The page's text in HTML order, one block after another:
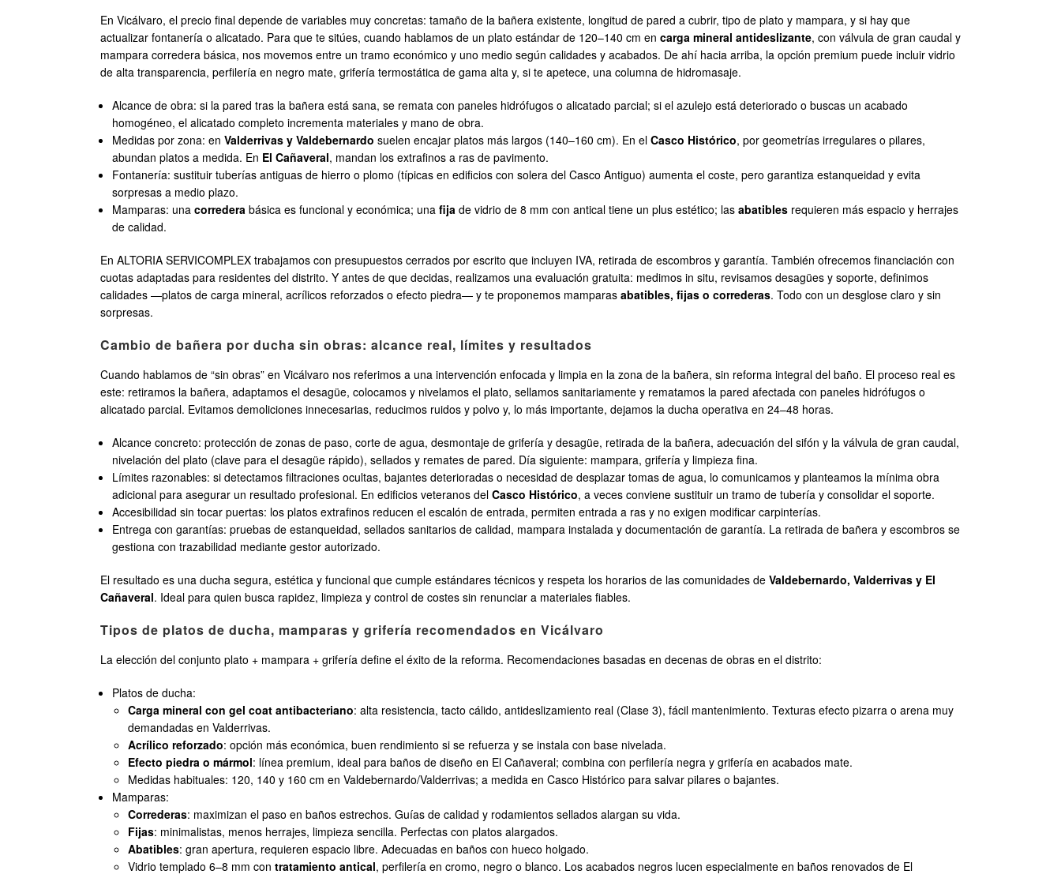
En Vicálvaro, el precio final depende de variables muy concretas: tamaño de la bañera existente, longitud de pared a cubrir, tipo de plato y mampara, y si hay que
actualizar fontanería o alicatado. Para que te sitúes, cuando hablamos de un plato estándar de 120–140 cm en carga mineral antideslizante, con válvula de gran caudal y
mampara corredera básica, nos movemos entre un tramo económico y uno medio según calidades y acabados. De ahí hacia arriba, la opción premium puede incluir vidrio
de alta transparencia, perfilería en negro mate, grifería termostática de gama alta y, si te apetece, una columna de hidromasaje.
Alcance de obra: si la pared tras la bañera está sana, se remata con paneles hidrófugos o alicatado parcial; si el azulejo está deteriorado o buscas un acabado
homogéneo, el alicatado completo incrementa materiales y mano de obra.
Medidas por zona: enValderrivas y Valdebernardo suelen encajar platos más largos (140–160 cm). En elCasco Histórico, por geometrías irregulares o pilares,
abundan platos a medida. En El Cañaveral, mandan los extrafinos a ras de pavimento.
Fontanería: sustituir tuberías antiguas de hierro o plomo (típicas en edificios con solera del Casco Antiguo) aumenta el coste, pero garantiza estanqueidad y evita
sorpresas a medio plazo.
Mamparas: unacorredera básica es funcional y económica; unafija de vidrio de 8 mm con antical tiene un plus estético; lasabatibles requieren más espacio y herrajes
de calidad.
En ALTORIA SERVICOMPLEX trabajamos con presupuestos cerrados por escrito que incluyen IVA, retirada de escombros y garantía. También ofrecemos financiación con
cuotas adaptadas para residentes del distrito. Y antes de que decidas, realizamos una evaluación gratuita: medimos in situ, revisamos desagües y soporte, definimos
calidades —platos de carga mineral, acrílicos reforzados o efecto piedra— y te proponemos mamparas abatibles, fijas o correderas. Todo con un desglose claro y sin
sorpresas.
Cambio de bañera por ducha sin obras: alcance real, límites y resultados
Cuando hablamos de “sin obras” en Vicálvaro nos referimos a una intervención enfocada y limpia en la zona de la bañera, sin reforma integral del baño. El proceso real es
este: retiramos la bañera, adaptamos el desagüe, colocamos y nivelamos el plato, sellamos sanitariamente y rematamos la pared afectada con paneles hidrófugos o
alicatado parcial. Evitamos demoliciones innecesarias, reducimos ruidos y polvo y, lo más importante, dejamos la ducha operativa en 24–48 horas.
Alcance concreto: protección de zonas de paso, corte de agua, desmontaje de grifería y desagüe, retirada de la bañera, adecuación del sifón y la válvula de gran caudal,
nivelación del plato (clave para el desagüe rápido), sellados y remates de pared. Día siguiente: mampara, grifería y limpieza fina.
Límites razonables: si detectamos filtraciones ocultas, bajantes deterioradas o necesidad de desplazar tomas de agua, lo comunicamos y planteamos la mínima obra
adicional para asegurar un resultado profesional. En edificios veteranos delCasco Histórico, a veces conviene sustituir un tramo de tubería y consolidar el soporte.
Accesibilidad sin tocar puertas: los platos extrafinos reducen el escalón de entrada, permiten entrada a ras y no exigen modificar carpinterías.
Entrega con garantías: pruebas de estanqueidad, sellados sanitarios de calidad, mampara instalada y documentación de garantía. La retirada de bañera y escombros se
gestiona con trazabilidad mediante gestor autorizado.
El resultado es una ducha segura, estética y funcional que cumple estándares técnicos y respeta los horarios de las comunidades de Valdebernardo, Valderrivas y El
Cañaveral. Ideal para quien busca rapidez, limpieza y control de costes sin renunciar a materiales fiables.
Tipos de platos de ducha, mamparas y grifería recomendados en Vicálvaro
La elección del conjunto plato + mampara + grifería define el éxito de la reforma. Recomendaciones basadas en decenas de obras en el distrito:
Platos de ducha:
Carga mineral con gel coat antibacteriano: alta resistencia, tacto cálido, antideslizamiento real (Clase 3), fácil mantenimiento. Texturas efecto pizarra o arena muy
demandadas en Valderrivas.
Acrílico reforzado: opción más económica, buen rendimiento si se refuerza y se instala con base nivelada.
Efecto piedra o mármol: línea premium, ideal para baños de diseño en El Cañaveral; combina con perfilería negra y grifería en acabados mate.
Medidas habituales: 120, 140 y 160 cm en Valdebernardo/Valderrivas; a medida en Casco Histórico para salvar pilares o bajantes.
Mamparas:
Correderas: maximizan el paso en baños estrechos. Guías de calidad y rodamientos sellados alargan su vida.
Fijas: minimalistas, menos herrajes, limpieza sencilla. Perfectas con platos alargados.
Abatibles: gran apertura, requieren espacio libre. Adecuadas en baños con hueco holgado.
Vidrio templado 6–8 mm contratamiento antical, perfilería en cromo, negro o blanco. Los acabados negros lucen especialmente en baños renovados de El